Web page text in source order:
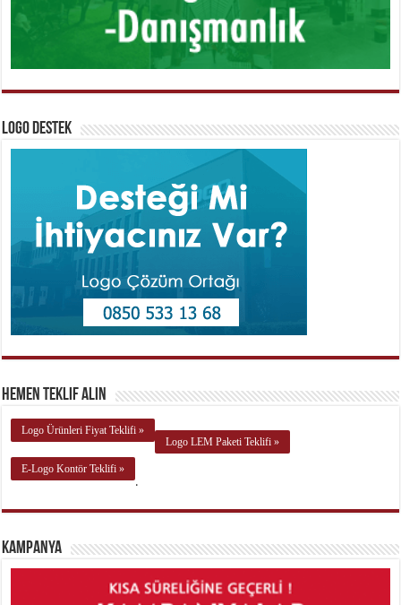
Logo Destek
Hemen Teklif Alın
Logo Ürünleri Fiyat Teklifi »
Logo LEM Paketi Teklifi »
E-Logo Kontör Teklifi »
.
Kampanya